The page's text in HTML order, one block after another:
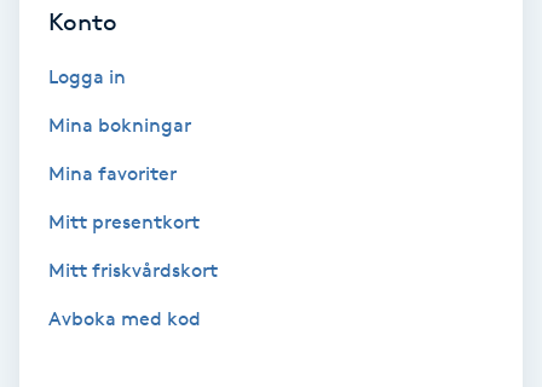
Blowout
Bottenfärg
Brynfärgning
Brynplockning
Konto
Logga in
Mina bokningar
Mina favoriter
Mitt presentkort
Mitt friskvårdskort
Avboka med kod